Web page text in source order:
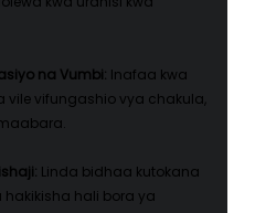
na Vumbi: Inafaa kwa
vifungashio vya chakula,
Linda bidhaa kutokana
hali bora ya